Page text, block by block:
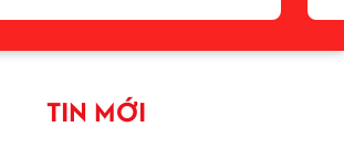
TIN MỚI